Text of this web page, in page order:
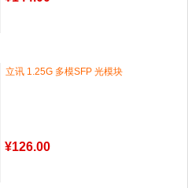
立讯 1.25G 多模SFP 光模块
¥126.00